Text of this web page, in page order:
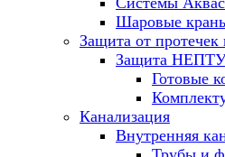
Шаровые
Защита от протечек
Защита
Готовые
Канализация
Внутренняя